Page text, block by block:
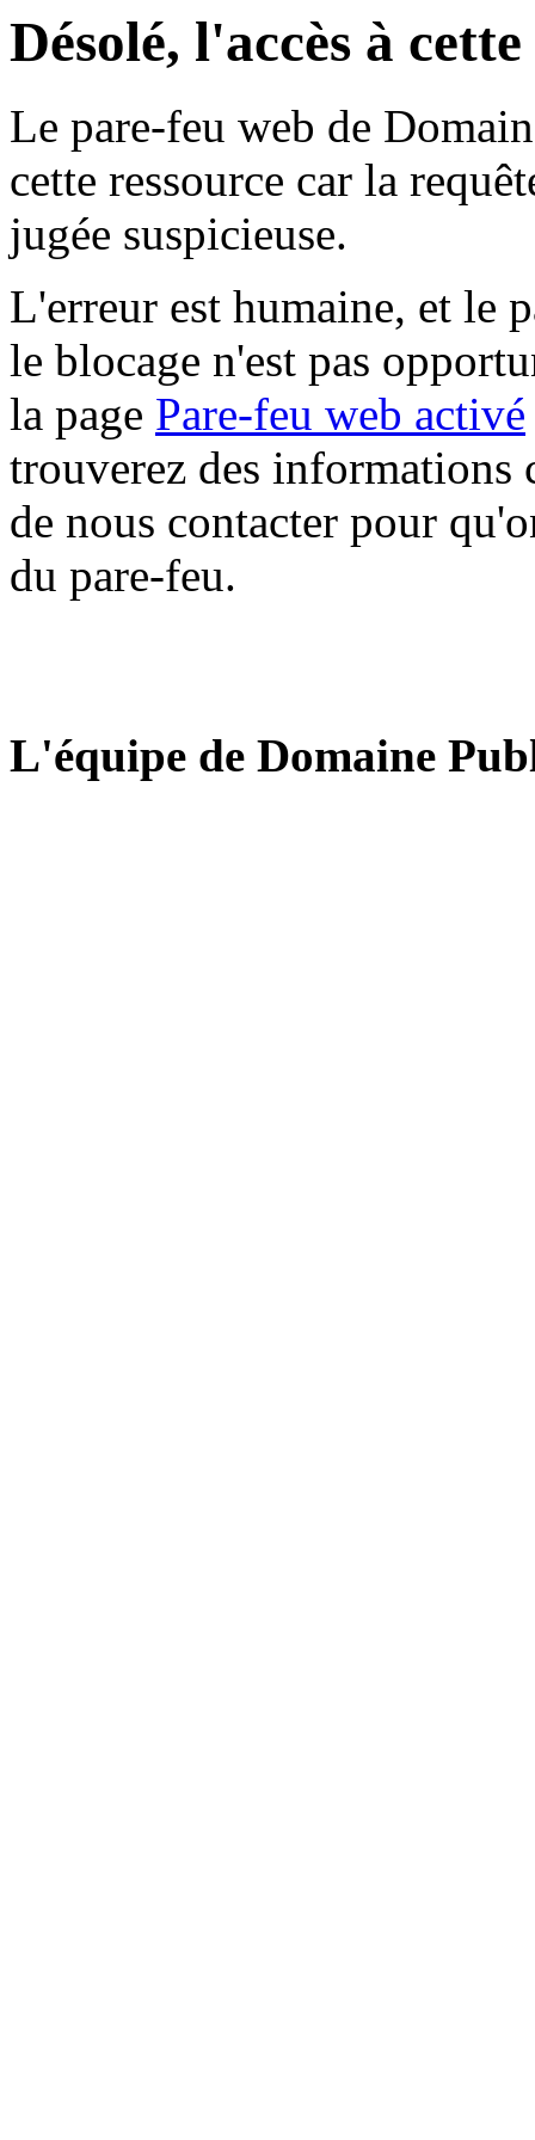
Désolé, l'accès à
Le pare-feu web de
cette ressource car la
jugée suspicieuse.
L'erreur est humaine, et le
le blocage n'est pas
la page Pare-feu web activé
trouverez des informations
de nous contacter pour
du pare-feu.
L'équipe de Domaine